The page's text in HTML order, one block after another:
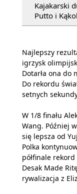
Kajakarski
Putto i
Najlepszy
igrzysk
Dotarła ona do
Do rekordu
setnych
W 1/8 finału
Wang. Później
się lepsza od
Polka
półfinale
Desak Made
rywalizacja z